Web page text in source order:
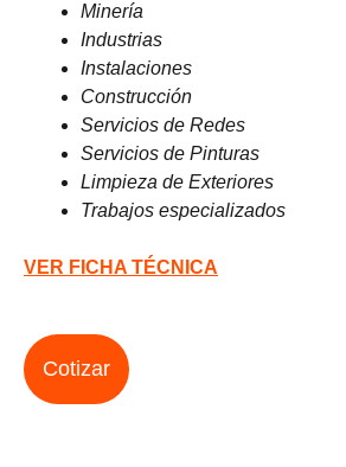
Minería
Industrias
Instalaciones
Construcción
Servicios de Redes
Servicios de Pinturas
Limpieza de Exteriores
Trabajos especializados
VER FICHA TÉCNICA
Cotizar